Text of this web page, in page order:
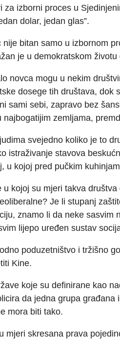
za izborni proces u
dolar, jedan glas”.
nije bitan samo u izbornom
je u demokratskom
novca mogu u nekim
dosege tih društava, dok
sami sebi, zapravo bez
najbogatijim zemljama,
svejedno koliko je to
istraživanje stavova
u kojoj pred pučkim
u kojoj su mjeri takva
Je li stupanj
znamo li da neke sasvim
lijepo uređen sustav
poduzetništvo i tržišno
Kine.
koje su definirane kao
da jedna grupa građana
mora biti tako.
mjeri skresana prava